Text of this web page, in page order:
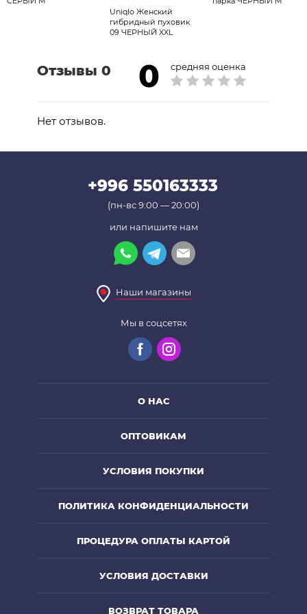
Натуральное перо - 10%
Uniqlo Женский
гибридный пуховик
09 ЧЕРНЫЙ XXL
Отзывы 0 0 средняя оценка
Нет отзывов.
+996 550163333
(пн-вс 9:00 — 20:00)
или напишите нам
Наши магазины
Мы в соцсетях
О НАС
ОПТОВИКАМ
УСЛОВИЯ ПОКУПКИ
ПОЛИТИКА КОНФИДЕНЦИАЛЬНОСТИ
ПРОЦЕДУРА ОПЛАТЫ КАРТОЙ
УСЛОВИЯ ДОСТАВКИ
ВОЗВРАТ ТОВАРА